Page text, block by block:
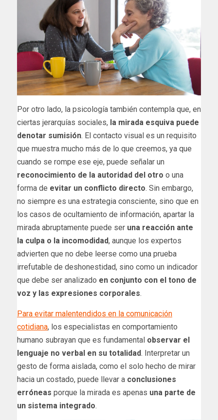
Por otro lado, la psicología también contempla que, en
ciertas jerarquías sociales, la mirada esquiva puede
denotar sumisión. El contacto visual es un requisito
que muestra mucho más de lo que creemos, ya que
cuando se rompe ese eje, puede señalar un
reconocimiento de la autoridad del otro o una
forma de evitar un conflicto directo. Sin embargo,
no siempre es una estrategia consciente, sino que en
los casos de ocultamiento de información, apartar la
mirada abruptamente puede ser una reacción ante
la culpa o la incomodidad, aunque los expertos
advierten que no debe leerse como una prueba
irrefutable de deshonestidad, sino como un indicador
que debe ser analizado en conjunto con el tono de
voz y las expresiones corporales.
Para evitar malentendidos en la comunicación
cotidiana, los especialistas en comportamiento
humano subrayan que es fundamental observar el
lenguaje no verbal en su totalidad. Interpretar un
gesto de forma aislada, como el solo hecho de mirar
hacia un costado, puede llevar a conclusiones
erróneas porque la mirada es apenas una parte de
un sistema integrado.